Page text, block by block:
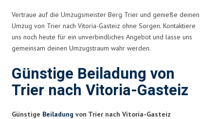
Vertraue auf die Umzugsmeister Berg Trier und genieße deinen
Umzug von Trier nach Vitoria-Gasteiz ohne Sorgen. Kontaktiere
uns noch heute für ein unverbindliches Angebot und lasse uns
gemeinsam deinen Umzugstraum wahr werden.
Günstige Beiladung von
Trier nach Vitoria-Gasteiz
Günstige Beiladung von Trier nach Vitoria-Gasteiz